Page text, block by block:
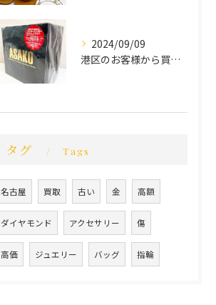
2024/09/09
港区のお客様から買取させていただきました。
タグ Tags
名古屋 買取 古い 金 高額
ダイヤモンド アクセサリー 傷
高価 ジュエリー バッグ 指輪